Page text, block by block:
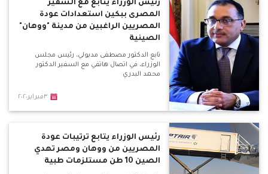
رئيس الوزراء يتابع مع السفير
المصرى ببكين استعدادات عودة
المصريين الراغبين من مدينة "ووهان"
الصينية
تابع الدكتور مصطفى مدبولي، رئيس مجلس
الوزراء، في اتصال هاتفي مع السفير الدكتور
محمد البدري
٣فبراير٢٠٢٠
رئيس الوزراء يتابع ترتيبات عودة
المصريين من ووهان ومصر تهدي
الصين 10 طن مستلزمات طبية